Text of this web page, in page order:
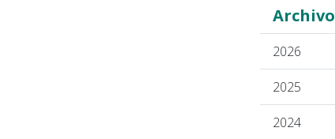
Archivo
2026
2025
2024